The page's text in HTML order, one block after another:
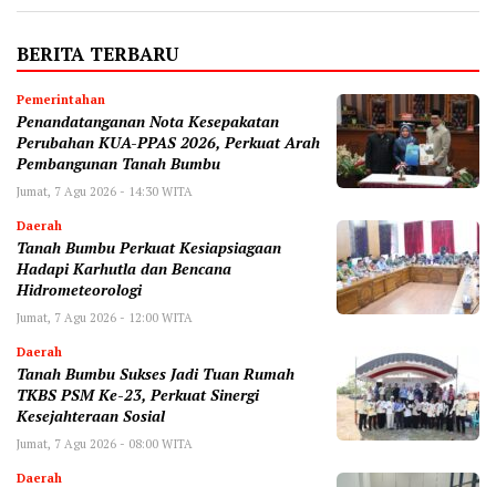
BERITA TERBARU
Pemerintahan
Penandatanganan Nota Kesepakatan
Perubahan KUA-PPAS 2026, Perkuat Arah
Pembangunan Tanah Bumbu
Jumat, 7 Agu 2026 - 14:30 WITA
Daerah
Tanah Bumbu Perkuat Kesiapsiagaan
Hadapi Karhutla dan Bencana
Hidrometeorologi
Jumat, 7 Agu 2026 - 12:00 WITA
Daerah
Tanah Bumbu Sukses Jadi Tuan Rumah
TKBS PSM Ke-23, Perkuat Sinergi
Kesejahteraan Sosial
Jumat, 7 Agu 2026 - 08:00 WITA
Daerah